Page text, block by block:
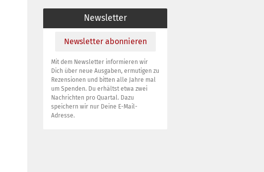
Newsletter
Newsletter abonnieren
Mit dem Newsletter informieren wir
Dich über neue Ausgaben, ermutigen zu
Rezensionen und bitten alle Jahre mal
um Spenden. Du erhältst etwa zwei
Nachrichten pro Quartal. Dazu
speichern wir nur Deine E-Mail-
Adresse.